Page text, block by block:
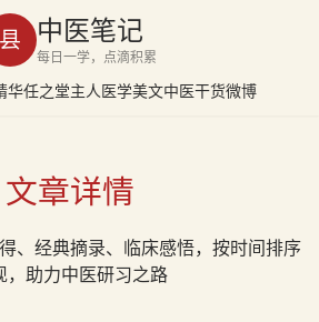
县 中医笔记
每日一学，点滴积累
华任之堂主人医学美文中医干货微博
文章详情
、经典摘录、临床感悟，按时间排序
，助力中医研习之路